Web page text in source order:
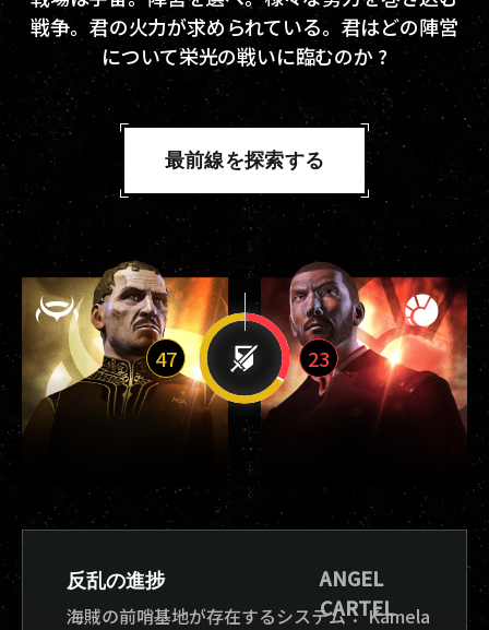
戦争。君の火力が求められている。君はどの陣営
について栄光の戦いに臨むのか ?
最前線を探索する
47 23
反乱の進捗
海賊の前哨基地が存在するシステム：Kamela
ANGEL
CARTEL